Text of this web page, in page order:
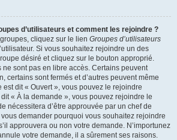
d’utilisateurs et comment les rejoindre ?
cliquez sur le lien Groupes d’utilisateurs
Si vous souhaitez rejoindre un des
désiré et cliquez sur le bouton approprié.
ne sont pas en libre accès. Certains peuvent
certains sont fermés et d’autres peuvent même
dit « Ouvert », vous pouvez le rejoindre
« À la demande », vous pouvez rejoindre le
nécessitera d’être approuvée par un chef de
demander pourquoi vous souhaitez rejoindre
approuvera ou non votre demande. N’importunez
votre demande, il a sûrement ses raisons.